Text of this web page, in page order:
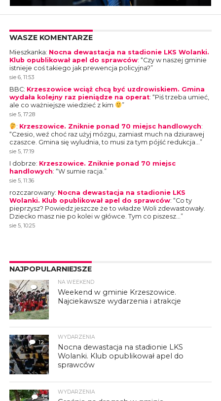
WASZE KOMENTARZE
Mieszkanka: Nocna dewastacja na stadionie LKS Wolanki.
Klub opublikował apel do sprawców: “Czy w naszej gminie
istnieje coś takiego jak prewencja policyjna?”
sie 6, 11:53
BBC: Krzeszowice wciąż chcą być uzdrowiskiem. Gmina
wydała kolejny raz pieniądze na operat: “Piś trzeba umieć,
ale co ważniejsze wiedzieć z kim
”
sie 5, 17:28
: Krzeszowice. Zniknie ponad 70 miejsc handlowych:
“Czesio, weź choć raz użyj mózgu, zamiast much na dziurawej
czaszce. Gmina się wyludnia, to musi za tym pójść redukcja… ”
sie 5, 17:19
I dobrze: Krzeszowice. Zniknie ponad 70 miejsc
handlowych: “W sumie racja. ”
sie 5, 11:36
rozczarowany: Nocna dewastacja na stadionie LKS
Wolanki. Klub opublikował apel do sprawców: “Co ty
pieprzysz? Powiedz jeszcze że to władze Woli zdewastowały.
Dziecko masz nie po kolei w główce. Tym co piszesz… ”
sie 5, 10:25
NAJPOPULARNIEJSZE
4
NA WEEKEND
Weekend w gminie Krzeszowice.
Najciekawsze wydarzenia i atrakcje
12
WYDARZENIA
Nocna dewastacja na stadionie LKS
Wolanki. Klub opublikował apel do
sprawców
3
WYDARZENIA